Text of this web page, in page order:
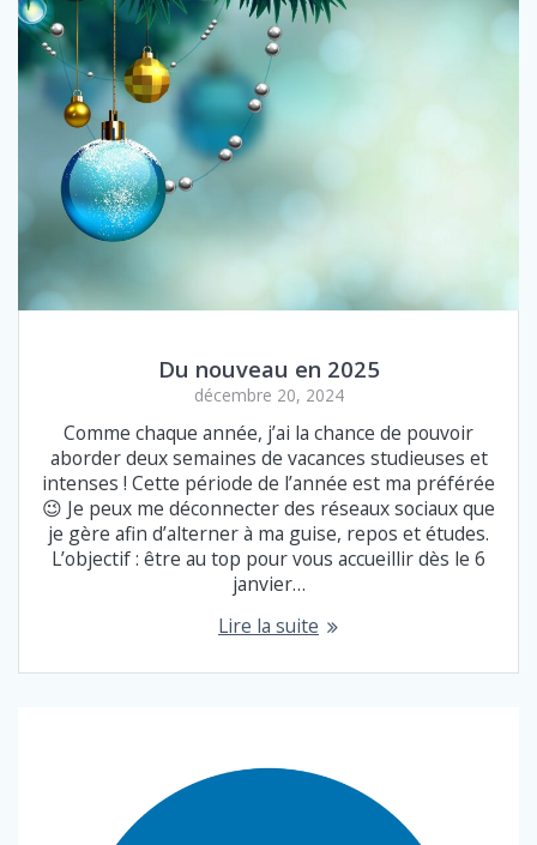
Du nouveau en 2025
décembre 20, 2024
Comme chaque année, j’ai la chance de pouvoir
aborder deux semaines de vacances studieuses et
intenses ! Cette période de l’année est ma préférée
😉 Je peux me déconnecter des réseaux sociaux que
je gère afin d’alterner à ma guise, repos et études.
L’objectif : être au top pour vous accueillir dès le 6
janvier…
Lire la suite